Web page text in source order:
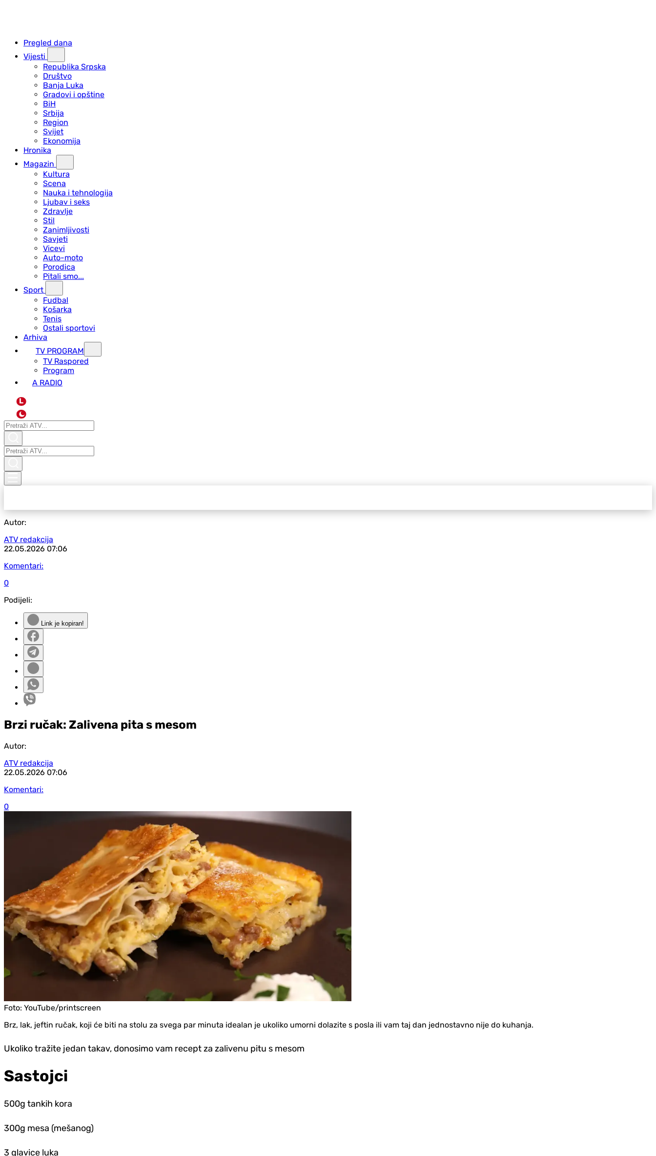
Pregled dana
Vijesti
Republika Srpska
Društvo
Banja Luka
Gradovi i opštine
BiH
Srbija
Region
Svijet
Ekonomija
Hronika
Magazin
Kultura
Scena
Nauka i tehnologija
Ljubav i seks
Zdravlje
Stil
Zanimljivosti
Savjeti
Vicevi
Auto-moto
Porodica
Pitali smo...
Sport
Fudbal
Košarka
Tenis
Ostali sportovi
Arhiva
TV PROGRAM
ТV Raspored
Program
A RADIO
L
Autor:
ATV redakcija
22.05.2026 07:06
Komentari:
0
Podijeli:
Link je kopiran!
Brzi ručak: Zalivena pita s mesom
Autor:
ATV redakcija
22.05.2026 07:06
Komentari:
0
Foto: YouTube/printscreen
Brz, lak, jeftin ručak, koji će biti na stolu za svega par minuta idealan je ukoliko umorni dolazite s posla ili vam taj dan jednostavno nije do kuhanja.
Ukoliko tražite jedan takav, donosimo vam recept za zalivenu pitu s mesom
Sastojci
500g tankih kora
300g mesa (mešanog)
3 glavice luka